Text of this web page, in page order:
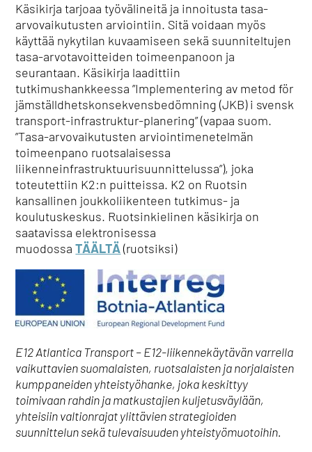
Käsikirja tarjoaa työvälineitä ja innoitusta tasa-
arvovaikutusten arviointiin. Sitä voidaan myös
käyttää nykytilan kuvaamiseen sekä suunniteltujen
tasa-arvotavoitteiden toimeenpanoon ja
seurantaan. Käsikirja laadittiin
tutkimushankkeessa ”Implementering av metod för
jämställdhetskonsekvensbedömning (JKB) i svensk
transport-infrastruktur-planering” (vapaa suom.
”Tasa-arvovaikutusten arviointimenetelmän
toimeenpano ruotsalaisessa
liikenneinfrastruktuurisuunnittelussa”), joka
toteutettiin K2:n puitteissa. K2 on Ruotsin
kansallinen joukkoliikenteen tutkimus- ja
koulutuskeskus. Ruotsinkielinen käsikirja on
saatavissa elektronisessa
muodossaTÄÄLTÄ (ruotsiksi)
E12 Atlantica Transport – E12-liikennekäytävän varrella
vaikuttavien suomalaisten, ruotsalaisten ja norjalaisten
kumppaneiden yhteistyöhanke, joka keskittyy
toimivaan rahdin ja matkustajien kuljetusväylään,
yhteisiin valtionrajat ylittävien strategioiden
suunnittelun sekä tulevaisuuden yhteistyömuotoihin.